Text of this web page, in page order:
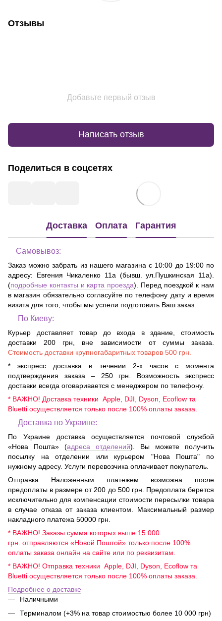
Отзывы
Добавьте первый отзыв
Написать отзыв
Поделиться в соцсетях
Доставка Оплата Гарантия
Самовывоз:
Заказ можно забрать из нашего магазина с 10:00 до 19:00 по
адресу: Евгения Чикаленко 11а (бывш. ул.Пушкинская 11а)
(подробные контакты и карта проезда). Перед поездкой к нам
в магазин обязательно согласуйте по телефону дату и время
визита для того, чтобы мы успели подготовить Ваш заказ.
По Киеву:
Курьер доставляет товар до входа в здание, стоимость
доставки 200 грн, вне зависимости от суммы заказа.
Стоимость доставки крупногабаритных товаров 500 грн.
* экспресс доставка в течении 2-х часов с момента
подтверждения заказа – 250 грн. Возможность экспресс
доставки всегда оговаривается с менеджером по телефону.
* ВАЖНО! Доставка техники Apple, DJI, Dyson, Ecoflow та
Bluetti осуществляется только после 100% оплаты заказа.
Доставка по Украине:
По Украине доставка осуществляется почтовой службой
«Нова Пошта» (адреса отделений). Вы можете получить
посылку на отделении или курьером "Нова Пошта" по
нужному адресу. Услуги перевозчика оплачивает покупатель.
Отправка Наложенным платежем возможна после
предоплаты в размере от 200 до 500 грн. Предоплата берется
исключительно для компенсации стоимости пересылки товара
в случае отказа от заказа клиентом. Максимальный размер
накладного платежа 50000 грн.
* ВАЖНО! Заказы сумма которых выше 15 000
грн. отправляются «Новой Поштой» только после 100%
оплаты заказа онлайн на сайте или по реквизитам.
* ВАЖНО! Отправка техники Apple, DJI, Dyson, Ecoflow та
Bluetti осуществляется только после 100% оплаты заказа.
Подробнее о доставке
Наличными
Терминалом (+3% на товар стоимостью более 10 000 грн)